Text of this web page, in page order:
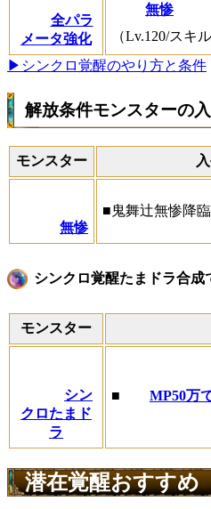
全パラ
メータ強化
無惨
（Lv.120/スキ
▶シンクロ覚醒のやり方と条件
解放条件モンスターの
モンスター
無惨
■鬼舞辻無惨降
シンクロ覚醒たまドラ合成
モンスター
シン
クロたまド
ラ
■ MP50万
潜在覚醒おすすめ